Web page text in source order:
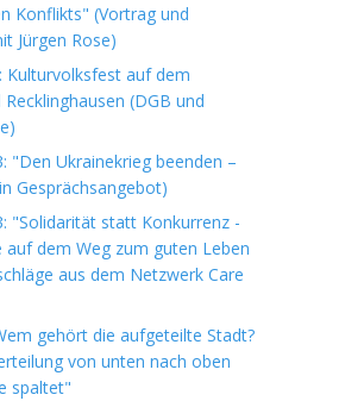
Konflikts" (Vortrag und
Jürgen Rose)
Kulturvolksfest auf dem
(DGB und
"Den Ukrainekrieg beenden –
Gesprächsangebot)
"Solidarität statt Konkurrenz -
auf dem Weg zum guten Leben
aus dem Netzwerk Care
gehört die aufgeteilte Stadt?
von unten nach oben
spaltet"